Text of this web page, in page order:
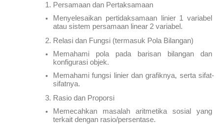
Persamaan dan Pertaksamaan
Menyelesaikan pertidaksamaan linier 1 variabel
atau sistem persamaan linear 2 variabel.
Relasi dan Fungsi (termasuk Pola Bilangan)
Memahami pola pada barisan bilangan dan
konfigurasi objek.
Memahami fungsi linier dan grafiknya, serta sifat-
sifatnya.
Rasio dan Proporsi
Memecahkan masalah aritmetika sosial yang
terkait dengan rasio/persentase.